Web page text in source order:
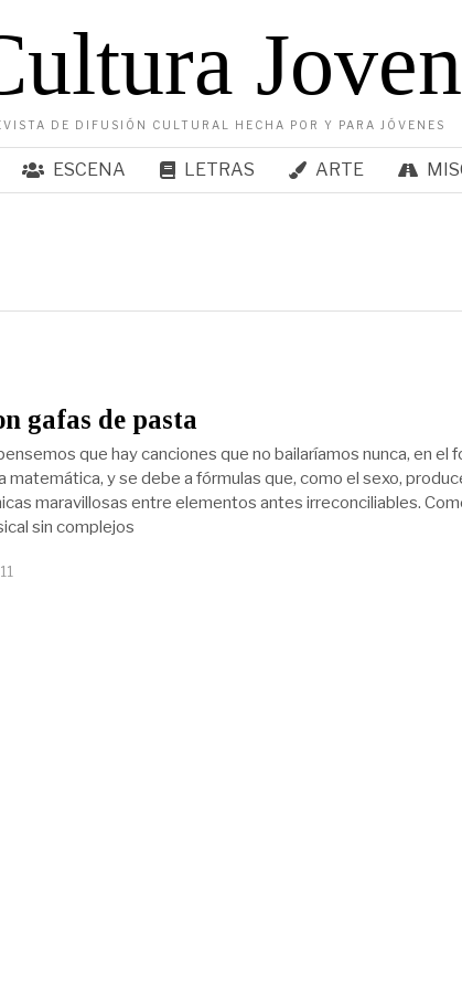
Joven
DE DIFUSIÓN CULTURAL HECHA POR Y PARA JÓVENES
ESCENA LETRAS ARTE
gafas de pasta
que hay canciones que no bailaríamos nunca, en el
matemática, y se debe a fórmulas que, como el sexo,
maravillosas entre elementos antes irreconciliables.
sin complejos